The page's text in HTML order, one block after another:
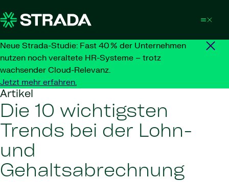
Neue Strada-Studie: Fast 40 % der Unternehmen
nutzen noch veraltete HR-Systeme – trotz
wachsender Cloud-Relevanz.
Jetzt mehr erfahren.
Artikel
Die 10 wichtigsten
Trends bei der Lohn-
und
Gehaltsabrechnung